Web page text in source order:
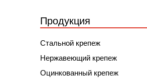
Продукция
Стальной крепеж
Нержавеющий крепеж
Оцинкованный крепеж